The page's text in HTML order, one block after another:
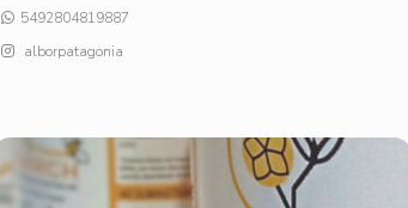
5492804819887
alborpatagonia